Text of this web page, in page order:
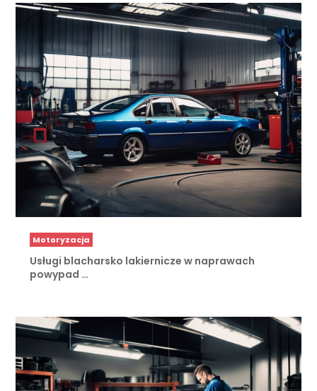
Motoryzacja
Usługi blacharsko lakiernicze w naprawach
powypad …